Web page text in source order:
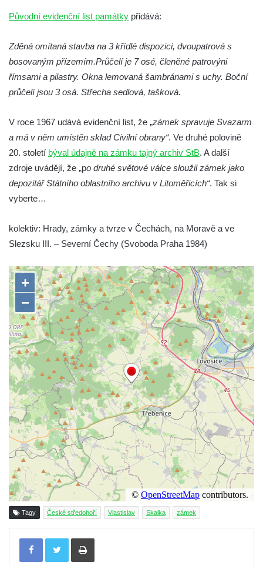
Zámek Zahrádky
Zámek Ohrada (Muzeum lesnictví,
myslivosti a rybářství)
Zámek Pachtů z Rájova v Jablonném v
Zámek Starý Hrozňatov (hrad Kingsberg)
Zámek Sokolov (Falkenau)
Zámek Jindřichovice
Zámek Náchod
Původní evidenční list památky přidává:
Zděná omítaná stavba na 3 křídlé dispozici, dvoupatrová s
bosovaným přízemím.Průčelí je 7 osé, členěné patrovýni
římsami a pilastry. Okna lemovaná šambránami s uchy. Boční
průčelí jsou 3 osá. Střecha sedlová, tašková.
V roce 1967 udává evidenční list, že „zámek spravuje Svazarm
a má v něm umístěn sklad Civilní obrany“. Ve druhé polovině
20. století býval údajně na zámku tajný archiv StB. A další
zdroje uvádějí, že „po druhé světové válce sloužil zámek jako
depozitář Státního oblastního archivu v Litoměřicích“. Tak si
vyberte…
kolektiv: Hrady, zámky a tvrze v Čechách, na Moravě a ve
Slezsku III. – Severní Čechy (Svoboda Praha 1984)
Tagy České středohoří Vlastislav Skalka zámek
Tisknout